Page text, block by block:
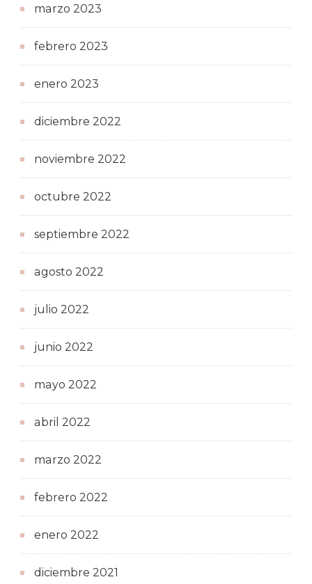
marzo 2023
febrero 2023
enero 2023
diciembre 2022
noviembre 2022
octubre 2022
septiembre 2022
agosto 2022
julio 2022
junio 2022
mayo 2022
abril 2022
marzo 2022
febrero 2022
enero 2022
diciembre 2021